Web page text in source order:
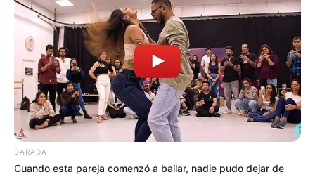
ACTIVAR AHORA
TEMAS DESTACADOS
CIERRES VIALES EN BUCARAMANGA
TRANSVERSAL DEL CARARE
FLORIDABLANCA
CIERRES VIALES EN SANTANDER
DARADA
Cuando esta pareja comenzó a bailar, nadie pudo dejar de